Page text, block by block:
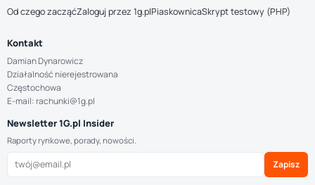
Od czego zacząćZaloguj przez 1g.plPiaskownicaSkrypt testowy (PHP)
Kontakt
Damian Dynarowicz
Działalność nierejestrowana
Częstochowa
E-mail: rachunki@1g.pl
Newsletter 1G.pl Insider
Raporty rynkowe, porady, nowości.
Zapisz